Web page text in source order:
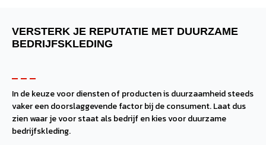
VERSTERK JE REPUTATIE MET DUURZAME
BEDRIJFSKLEDING
In de keuze voor diensten of producten is duurzaamheid steeds
vaker een doorslaggevende factor bij de consument. Laat dus
zien waar je voor staat als bedrijf en kies voor duurzame
bedrijfskleding.